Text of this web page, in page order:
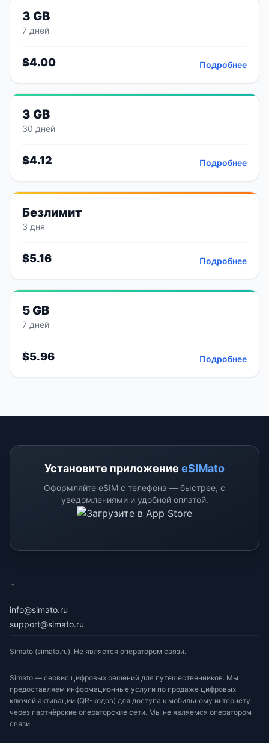
3 GB
7 дней
$4.00 Подробнее
3 GB
30 дней
$4.12 Подробнее
Безлимит
3 дня
$5.16 Подробнее
5 GB
7 дней
$5.96 Подробнее
Установите приложение eSIMato
Оформляйте eSIM с телефона — быстрее, с
уведомлениями и удобной оплатой.
info@simato.ru
support@simato.ru
Simato (simato.ru). Не является оператором связи.
Simato — сервис цифровых решений для путешественников. Мы
предоставляем информационные услуги по продаже цифровых
ключей активации (QR-кодов) для доступа к мобильному интернету
через партнёрские операторские сети. Мы не являемся оператором
связи.